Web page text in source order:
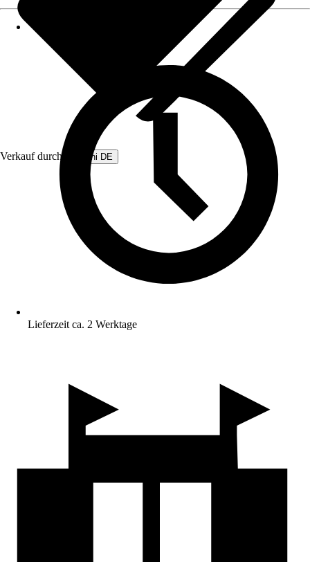
Verkauf durch: Beliani DE
Lieferzeit ca. 2 Werktage